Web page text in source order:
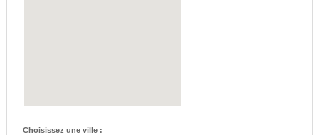
Choisissez une ville :